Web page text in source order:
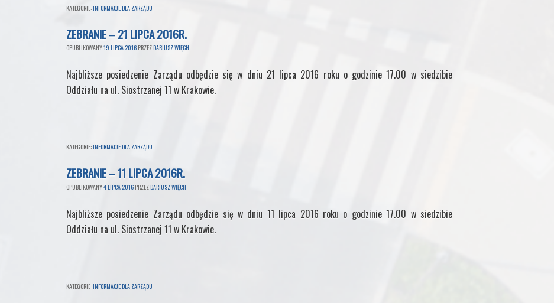
KATEGORIE:INFORMACJE DLA ZARZĄDU
ZEBRANIE – 21 LIPCA 2016R.
OPUBLIKOWANY19 LIPCA 2016 PRZEZDARIUSZ WIĘCH
Najbliższe posiedzenie Zarządu odbędzie się w dniu 21 lipca 2016 roku o godzinie 17.00 w siedzibie
Oddziału na ul. Siostrzanej 11 w Krakowie.
KATEGORIE:INFORMACJE DLA ZARZĄDU
ZEBRANIE – 11 LIPCA 2016R.
OPUBLIKOWANY4 LIPCA 2016 PRZEZDARIUSZ WIĘCH
Najbliższe posiedzenie Zarządu odbędzie się w dniu 11 lipca 2016 roku o godzinie 17.00 w siedzibie
Oddziału na ul. Siostrzanej 11 w Krakowie.
KATEGORIE:INFORMACJE DLA ZARZĄDU